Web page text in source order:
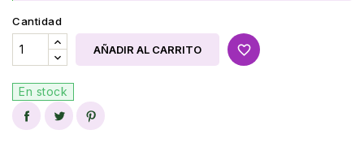
Cantidad
AÑADIR AL CARRITO favorite_border
En stock